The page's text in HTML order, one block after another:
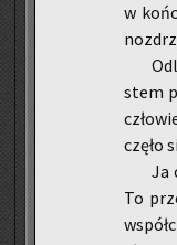
w
stem
czę­ło
Ja
To